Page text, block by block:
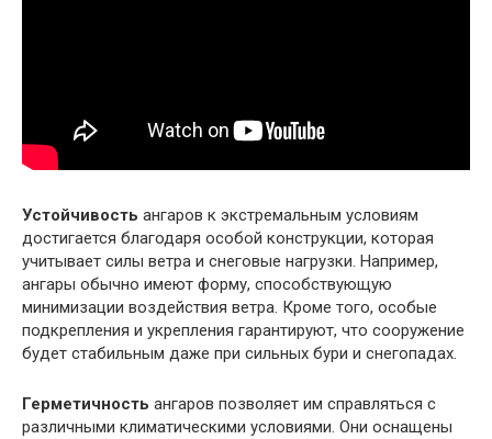
Устойчивость ангаров к экстремальным условиям
достигается благодаря особой конструкции, которая
учитывает силы ветра и снеговые нагрузки. Например,
ангары обычно имеют форму, способствующую
минимизации воздействия ветра. Кроме того, особые
подкрепления и укрепления гарантируют, что сооружение
будет стабильным даже при сильных бури и снегопадах.
Герметичность ангаров позволяет им справляться с
различными климатическими условиями. Они оснащены